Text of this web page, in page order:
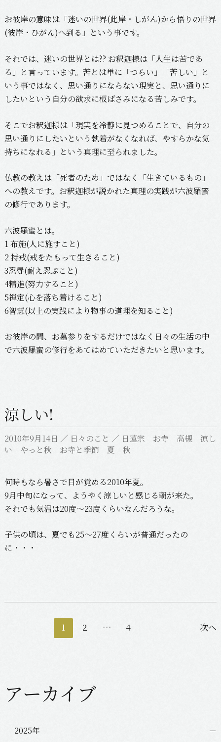
お彼岸の意味は「迷いの世界(此岸・しがん)から悟りの世界
(彼岸・ひがん)へ到る」という事です。
それでは、迷いの世界とは?? お釈迦様は「人生は苦であ
る」と言っています。苦とは単に「つらい」「苦しい」と
いう事ではなく、思い通りにならない現実と、思い通りに
したいという自分の欲求に板ばさみになる苦しみです。
そこでお釈迦様は「現実を冷静に見つめることで、自分の
思い通りにしたいという執着がなくなれば、やすらかな気
持ちになれる」という真理に至られました。
仏教の教えは「死者のため」ではなく「生きているもの」
への教えです。お釈迦様が説かれた真理の実践が六波羅蜜
の修行であります。
六波羅蜜とは。
1 布施(人に施すこと)
2 持戒(戒をたもって生きること)
3忍辱(耐え忍ぶこと)
4精進(努力すること)
5禅定(心を落ち着けること)
6智慧(以上の実践により物事の道理を知ること)
お彼岸の間、お墓参りをするだけではなく日々の生活の中
で六波羅蜜の修行をあてはめていただきたいと思います。
涼しい!
2010年9月14日 ／ 日々のこと ／ 日蓮宗 お寺 高槻 涼し
い やっと秋 お寺と季節 夏 秋
何時もなら暑さで目が覚める2010年夏。
9月中旬になって、ようやく涼しいと感じる朝が来た。
それでも気温は20度〜23度くらいなんだろうな。
子供の頃は、夏でも25〜27度くらいが普通だったの
に・・・
ー
シ
1 2 … 4 次へ
アーカイブ
2025年